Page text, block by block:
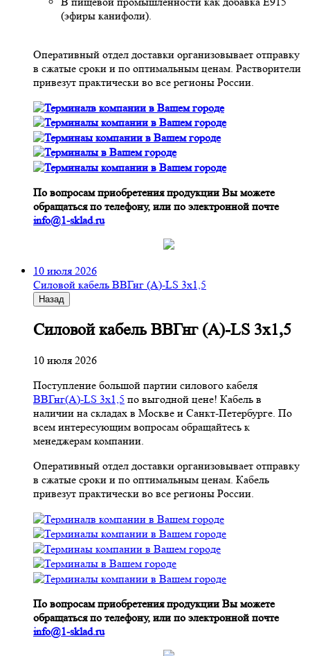
(эфиры канифоли).
Оперативный отдел доставки организовывает отправку
в сжатые сроки и по оптимальным ценам. Растворители
привезут практически во все регионы России.
По вопросам приобретения продукции Вы можете
обращаться по телефону, или по электронной почте
info@1-sklad.ru
10 июля 2026
Cиловой кабель ВВГнг (A)-LS 3х1,5
Назад
Cиловой кабель ВВГнг (A)-LS 3х1,5
10 июля 2026
Поступление большой партии силового кабеля
ВВГнг(A)-LS 3х1,5 по выгодной цене! Кабель в
наличии на складах в Москве и Санкт-Петербурге. По
всем интересующим вопросам обращайтесь к
менеджерам компании.
Оперативный отдел доставки организовывает отправку
в сжатые сроки и по оптимальным ценам. Кабель
привезут практически во все регионы России.
По вопросам приобретения продукции Вы можете
обращаться по телефону, или по электронной почте
info@1-sklad.ru